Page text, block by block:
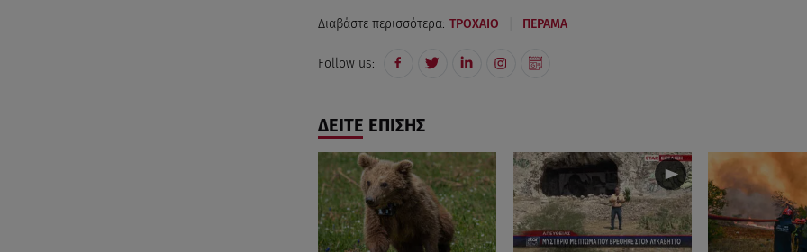
Διαβάστε περισσότερα: ΤΡΟΧΑΙΟ ΠΕΡΑΜΑ
Follow us:
ΔΕΙΤΕ ΕΠΙΣΗΣ